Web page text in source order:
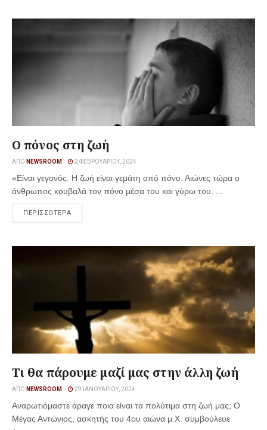
Ο πόνος στη ζωή
ΑΠΌ NEWSROOM 2 ΦΕΒΡΟΥΑΡΊΟΥ, 2024
«Είναι γεγονός. Η ζωή είναι γεμάτη από πόνο. Αιώνες τώρα ο
άνθρωπος κουβαλά τον πόνο μέσα του και γύρω του. ...
ΠΕΡΙΣΣΟΤΕΡΑ
Τι θα πάρουμε μαζί μας στην άλλη ζωή
ΑΠΌ NEWSROOM 29 ΙΑΝΟΥΑΡΊΟΥ, 2024
Αναρωτιόμαστε άραγε ποια είναι τα πολύτιμα στη ζωή μας; Ο
Μέγας Αντώνιος, ασκητής του 4ου αιώνα μ.Χ. συμβούλευε